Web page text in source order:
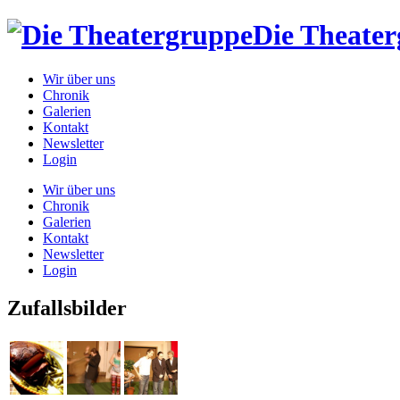
Die
Wir über uns
Chronik
Galerien
Kontakt
Newsletter
Login
Wir über uns
Chronik
Galerien
Kontakt
Newsletter
Login
Zufallsbilder